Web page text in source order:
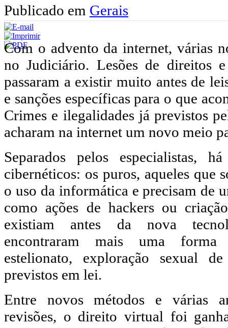
Publicado em Gerais
Com o advento da internet, várias
no Judiciário. Lesões de direitos
passaram a existir muito antes de
e sanções específicas para o que
Crimes e ilegalidades já previstos
acharam na internet um novo meio
Separados pelos especialistas,
cibernéticos: os puros, aqueles que
o uso da informática e precisam de
como ações de hackers ou
existiam antes da nova
encontraram mais uma
estelionato, exploração sexual
previstos em lei.
Entre novos métodos e várias
revisões, o direito virtual foi